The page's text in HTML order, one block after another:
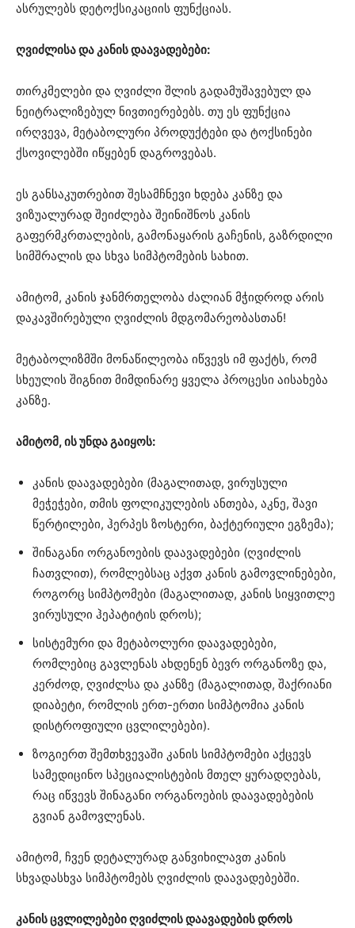
ასრულებს დეტოქსიკაციის ფუნქციას.
ღვიძლისა და კანის დაავადებები:
თირკმელები და ღვიძლი შლის გადამუშავებულ და
ნეიტრალიზებულ ნივთიერებებს. თუ ეს ფუნქცია
ირღვევა, მეტაბოლური პროდუქტები და ტოქსინები
ქსოვილებში იწყებენ დაგროვებას.
ეს განსაკუთრებით შესამჩნევი ხდება კანზე და
ვიზუალურად შეიძლება შეინიშნოს კანის
გაფერმკრთალების, გამონაყარის გაჩენის, გაზრდილი
სიმშრალის და სხვა სიმპტომების სახით.
ამიტომ, კანის ჯანმრთელობა ძალიან მჭიდროდ არის
დაკავშირებული ღვიძლის მდგომარეობასთან!
მეტაბოლიზმში მონაწილეობა იწვევს იმ ფაქტს, რომ
სხეულის შიგნით მიმდინარე ყველა პროცესი აისახება
კანზე.
ამიტომ, ის უნდა გაიყოს:
კანის დაავადებები (მაგალითად, ვირუსული
მეჭეჭები, თმის ფოლიკულების ანთება, აკნე, შავი
წერტილები, ჰერპეს ზოსტერი, ბაქტერიული ეგზემა);
შინაგანი ორგანოების დაავადებები (ღვიძლის
ჩათვლით), რომლებსაც აქვთ კანის გამოვლინებები,
როგორც სიმპტომები (მაგალითად, კანის სიყვითლე
ვირუსული ჰეპატიტის დროს);
სისტემური და მეტაბოლური დაავადებები,
რომლებიც გავლენას ახდენენ ბევრ ორგანოზე და,
კერძოდ, ღვიძლსა და კანზე (მაგალითად, შაქრიანი
დიაბეტი, რომლის ერთ-ერთი სიმპტომია კანის
დისტროფიული ცვლილებები).
ზოგიერთ შემთხვევაში კანის სიმპტომები აქცევს
სამედიცინო სპეციალისტების მთელ ყურადღებას,
რაც იწვევს შინაგანი ორგანოების დაავადებების
გვიან გამოვლენას.
ამიტომ, ჩვენ დეტალურად განვიხილავთ კანის
სხვადასხვა სიმპტომებს ღვიძლის დაავადებებში.
კანის ცვლილებები ღვიძლის დაავადების დროს